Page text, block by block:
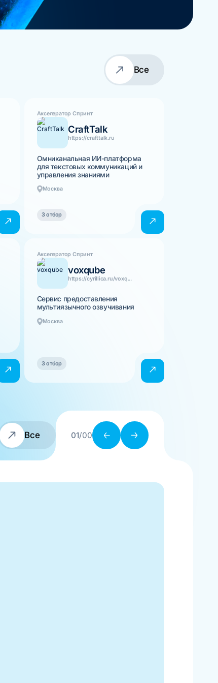
Все
Акселератор Спринт
CraftTalk
https://crafttalk.ru
Омниканальная ИИ-платформа
для текстовых коммуникаций и
управления знаниями
Москва
3 отбор
Акселератор Спринт
voxqube
https://cyrillica.ru/voxq...
Сервис предоставления
мультиязычного озвучивания
Москва
3 отбор
Все 01/00